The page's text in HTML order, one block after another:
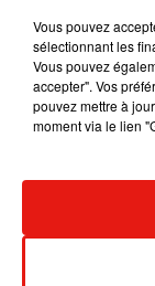
Vous pouvez
sélectionnant les
Vous pouvez
accepter". Vos
pouvez mettre à
moment via le lien